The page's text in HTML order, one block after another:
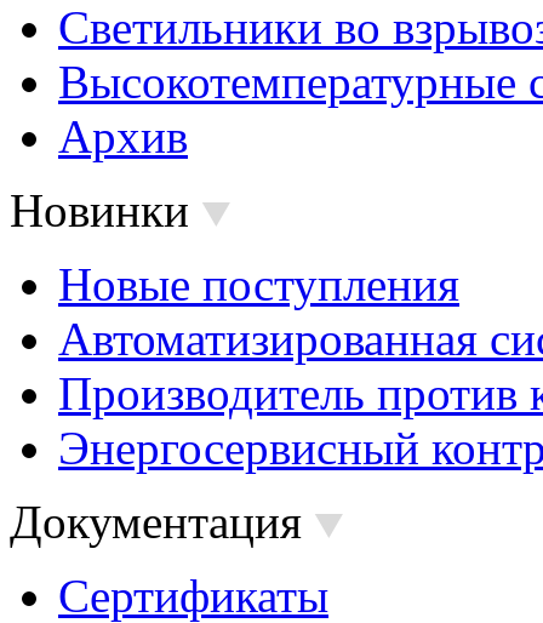
Светильники во
Высокотемпературные
Архив
Новинки
Новые поступления
Автоматизированная
Производитель против
Энергосервисный
Документация
Сертификаты